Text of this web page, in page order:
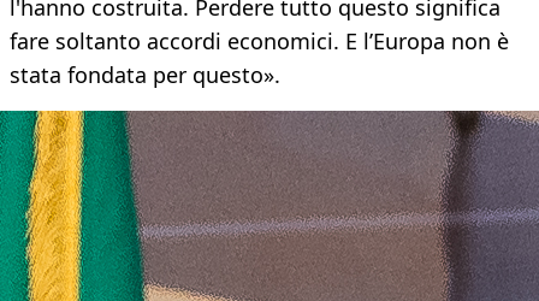
l'hanno costruita. Perdere tutto questo significa
fare soltanto accordi economici. E l’Europa non è
stata fondata per questo».